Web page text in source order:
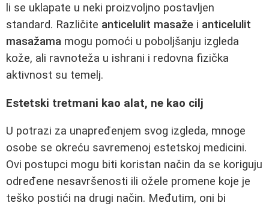
li se uklapate u neki proizvoljno postavljen
standard. Različite anticelulit masaže i anticelulit
masažama mogu pomoći u poboljšanju izgleda
kože, ali ravnoteža u ishrani i redovna fizička
aktivnost su temelj.
Estetski tretmani kao alat, ne kao cilj
U potrazi za unapređenjem svog izgleda, mnoge
osobe se okreću savremenoj estetskoj medicini.
Ovi postupci mogu biti koristan način da se koriguju
određene nesavršenosti ili ožele promene koje je
teško postići na drugi način. Međutim, oni bi